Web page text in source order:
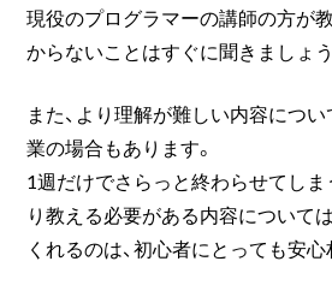
現役のプログラマーの講師の方が
からないことはすぐに聞きましょう
また、より理解が難しい内容につ
業の場合もあります。
1週だけでさらっと終わらせてしま
り教える必要がある内容について
くれるのは、初心者にとっても安心